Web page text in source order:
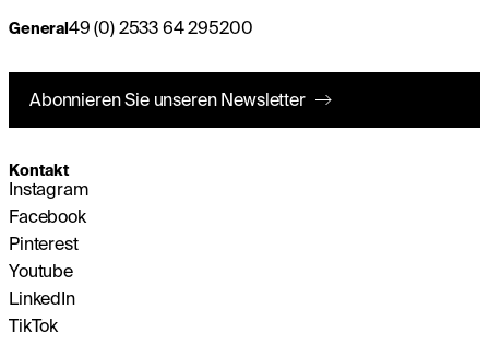
General49 (0) 2533 64 295200
Abonnieren Sie unseren Newsletter
Kontakt
Instagram
Facebook
Pinterest
Youtube
LinkedIn
TikTok